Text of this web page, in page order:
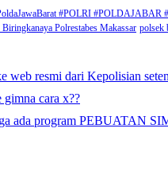
#POLRI
Biringkanaya Polrestabes Makassar polsek
web resmi dari Kepolisian
cara x??
ada program PEBUATAN